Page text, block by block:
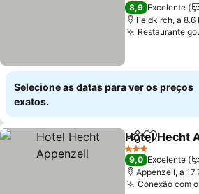
8,9 Excelente
Feldkirch, a 8.6
Restaurante
Selecione as datas para ver os preços
exatos.
Partilhar
Hotel Hecht
3 Estrelas
9,0 Excelente
Appenzell, a
Conexão com